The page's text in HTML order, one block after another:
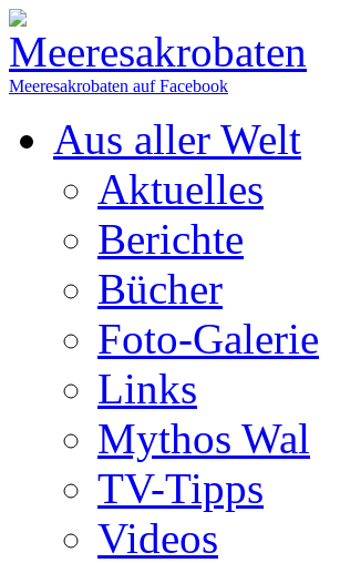
Meeresakrobaten auf Facebook
Aus aller Welt
Aktuelles
Berichte
Bücher
Foto-Galerie
Links
Mythos Wal
TV-Tipps
Videos